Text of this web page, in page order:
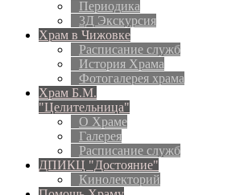
Периодика
3Д Экскурсия
Храм в Чижовке
Расписание служб
История Храма
Фотогалерея храма
Храм Б.М.
"Целительница"
О Храме
Галерея
Расписание служб
ДПИКЦ "Достояние"
Кинолекторий